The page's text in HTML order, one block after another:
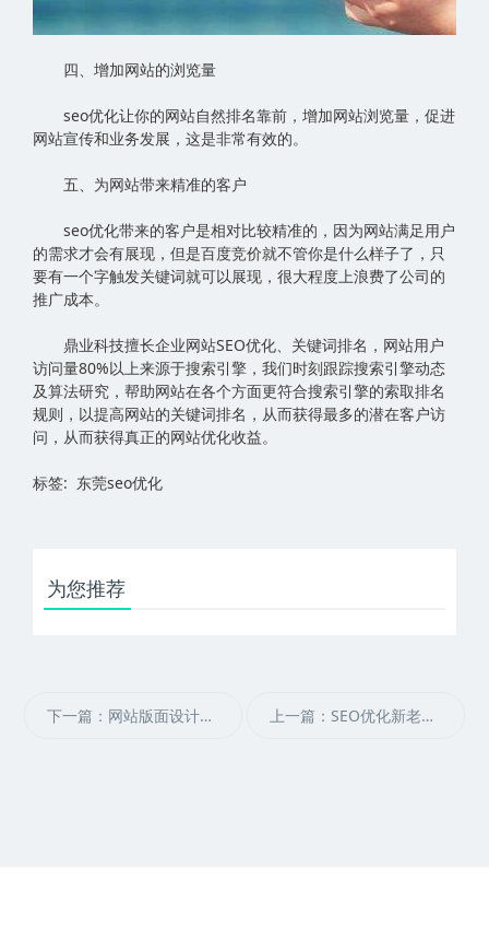
四、增加网站的浏览量
seo优化让你的网站自然排名靠前，增加网站浏览量，促进
网站宣传和业务发展，这是非常有效的。
五、为网站带来精准的客户
seo优化带来的客户是相对比较精准的，因为网站满足用户
的需求才会有展现，但是百度竞价就不管你是什么样子了，只
要有一个字触发关键词就可以展现，很大程度上浪费了公司的
推广成本。
鼎业科技擅长企业网站SEO优化、关键词排名，网站用户
访问量80%以上来源于搜索引擎，我们时刻跟踪搜索引擎动态
及算法研究，帮助网站在各个方面更符合搜索引擎的索取排名
规则，以提高网站的关键词排名，从而获得最多的潜在客户访
问，从而获得真正的网站优化收益。
标签: 东莞seo优化
为您推荐
下一篇：网站版面设计对优化的影响 上一篇：SEO优化新老站为何不收录